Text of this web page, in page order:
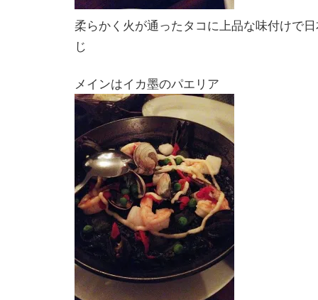
柔らかく火が通ったタコに上品な味付けで
じ
メインはイカ墨のパエリア